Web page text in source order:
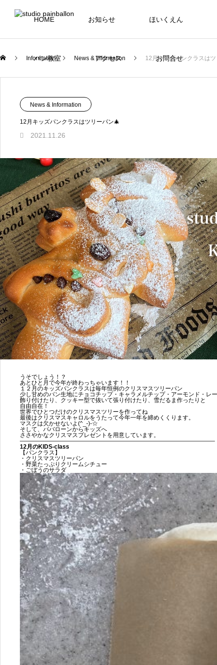
HOME お知らせ ほいくえん
パン教室 アクセス お問合せ
Information News & Information 12月キッズパンクラスは
News & Information
12月キッズパンクラスはツリーパン🎄
2021.11.26
うそでしょう！？
あとひと月で今年が終わっちゃいます！！
１２月のキッズパンクラスは毎年恒例のクリスマスツリーパン
少し甘めのパン生地にチョコチップ・キャラメルチップ・アーモンド・レ
飾り付けたり、クッキー型で抜いて張り付けたり、雪だるま作ったりと
自由自在！
世界でひとつだけのクリスマスツリーを作ってね
最後はクリスマスキャロルをうたって今年一年を締めくくります。
マスクは欠かせないよ(^_-)-☆
そして、パバローンからキッズへ
ささやかなクリスマスプレゼントを用意しています。
—————————————————————————————————–
12月のKIDS-class
【パンクラス】
・クリスマスツリーパン
・野菜たっぷりクリームシチュー
・ごぼうのサラダ